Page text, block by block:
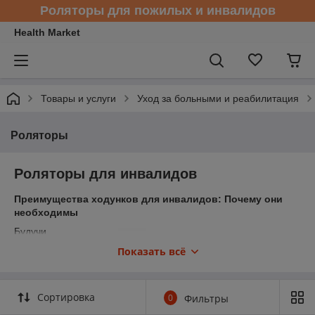
Роляторы для пожилых и инвалидов
Health Market
Товары и услуги Уход за больными и реабилитация
Роляторы
Роляторы для инвалидов
Преимущества ходунков для инвалидов: Почему они
необходимы
Будучи
при
Показать всё
Сортировка 0 Фильтры